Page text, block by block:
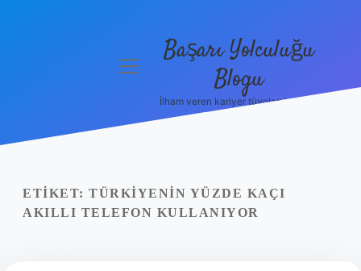
Yasal Uyarı
menüyüBaşarı Yolculuğu
Blogu
İlham veren kariyer tüyoları burada!
ETIKET: TÜRKIYENIN YÜZDE KAÇI
AKILLI TELEFON KULLANIYOR